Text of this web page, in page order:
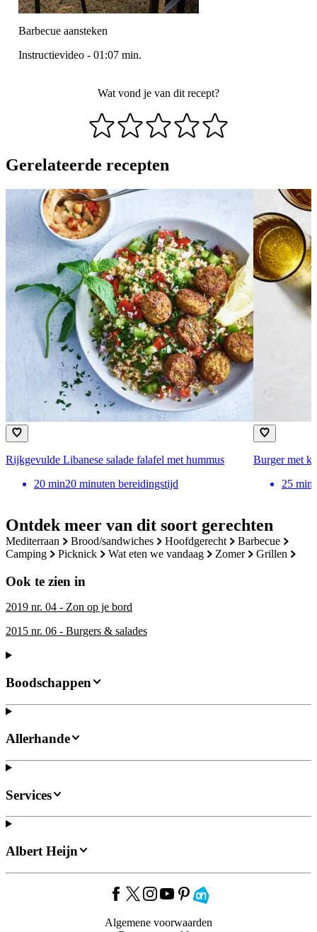
Ontdek meer van dit soort gerechten
mediterraan brood/sandwiches hoofdgerecht
barbecue
camping
picknick wat eten we vandaag zomer grillen
Ook te zien in
2019 nr. 04 - Zon op je bord
2015 nr. 06 - Burgers & salades
Barbecue aansteken
Instructievideo - 01:07 min.
Wat vond je van dit recept?
Gerelateerde recepten
Rijkgevulde Libanese salade falafel met hummus
20 min20 minuten bereidingstijd
Burger met
25 min
Boodschappen
Allerhande
Services
Albert Heijn
Algemene voorwaarden